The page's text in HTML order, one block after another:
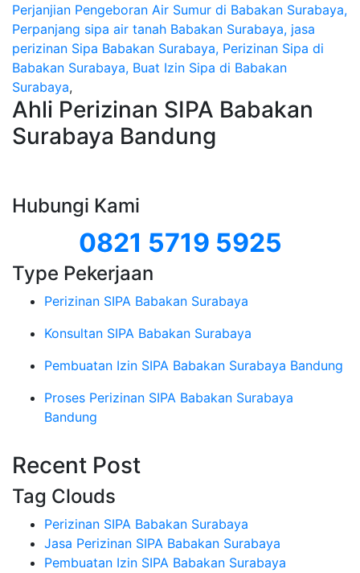
Perjanjian Pengeboran Air Sumur di Babakan Surabaya,
Perpanjang sipa air tanah Babakan Surabaya, jasa
perizinan Sipa Babakan Surabaya, Perizinan Sipa di
Babakan Surabaya, Buat Izin Sipa di Babakan
Surabaya,
Ahli Perizinan SIPA Babakan
Surabaya Bandung
Hubungi Kami
0821 5719 5925
Type Pekerjaan
Perizinan SIPA Babakan Surabaya
Konsultan SIPA Babakan Surabaya
Pembuatan Izin SIPA Babakan Surabaya Bandung
Proses Perizinan SIPA Babakan Surabaya
Bandung
Recent Post
Tag Clouds
Perizinan SIPA Babakan Surabaya
Jasa Perizinan SIPA Babakan Surabaya
Pembuatan Izin SIPA Babakan Surabaya